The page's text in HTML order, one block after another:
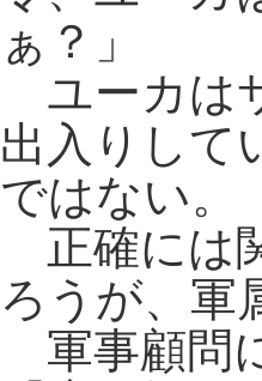
ぁ？」
ユーカは
出入りして
ではない。
正確には
ろうが、軍
軍事顧問